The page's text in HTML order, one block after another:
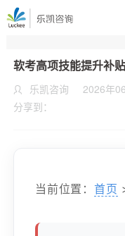
软考高项技能提升补
乐凯咨询
2026年
分享到：
当前位置： 首页